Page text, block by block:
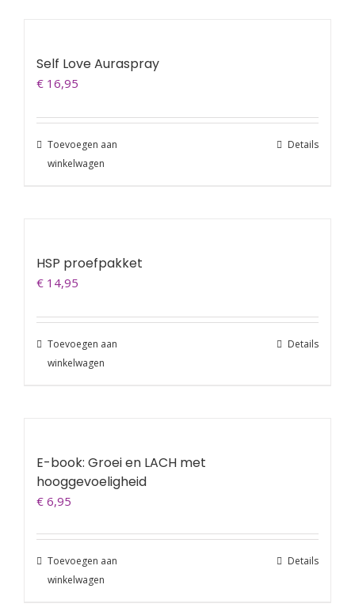
Self Love Auraspray
€ 16,95
Toevoegen aan
winkelwagen
Details
HSP proefpakket
€ 14,95
Toevoegen aan
winkelwagen
Details
E-book: Groei en LACH met
hooggevoeligheid
€ 6,95
Toevoegen aan
winkelwagen
Details